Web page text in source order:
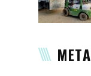
META